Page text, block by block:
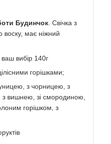
Будинчок . Свічка з
воску, має ніжний
ваш вибір 140г
горішками;
з чорницею, з
вишнею, зі смородиною,
горішком, з